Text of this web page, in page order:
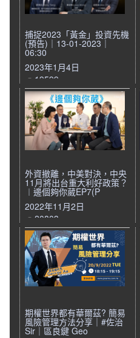
捕捉2023「黃金」投資先機
(預告)｜13-01-2023｜
06:30
2023年1月4日
19599
外資撤離，中美對決，中央
11月將出台重大利好政策？
︱邊個夠你葳EP7(P
2022年11月2日
20803
期權世界都有華爾茲? 簡易
風險管理方法分享｜#佐治
Sir｜區良鍵 Geo